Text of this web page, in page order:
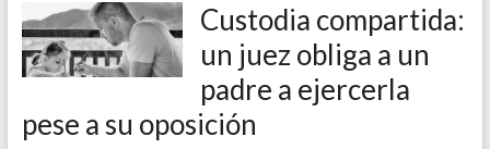
Custodia compartida:
un juez obliga a un
padre a ejercerla
pese a su oposición